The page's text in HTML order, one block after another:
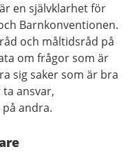
en självklarhet för
Barnkonventionen.
och måltidsråd på
om frågor som är
sig saker som är bra
ansvar,
andra.